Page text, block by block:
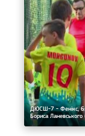
ДЮСШ-7 - Фенікс,
Бориса Ланевського